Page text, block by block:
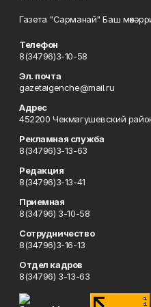
Газета "Сарманай" Баш
Телефон
8(34796)3-10-58
Эл. почта
gazetaigenche@mail.ru
Адрес
452200 Чекмагушевский
Рекламная служба
8(34796)3-13-63
Редакция
8(34796)3-13-41
Приемная
8(34796) 3-10-58
Сотрудничество
8(34796)3-16-13
Отдел кадров
8(34796) 3-13-63